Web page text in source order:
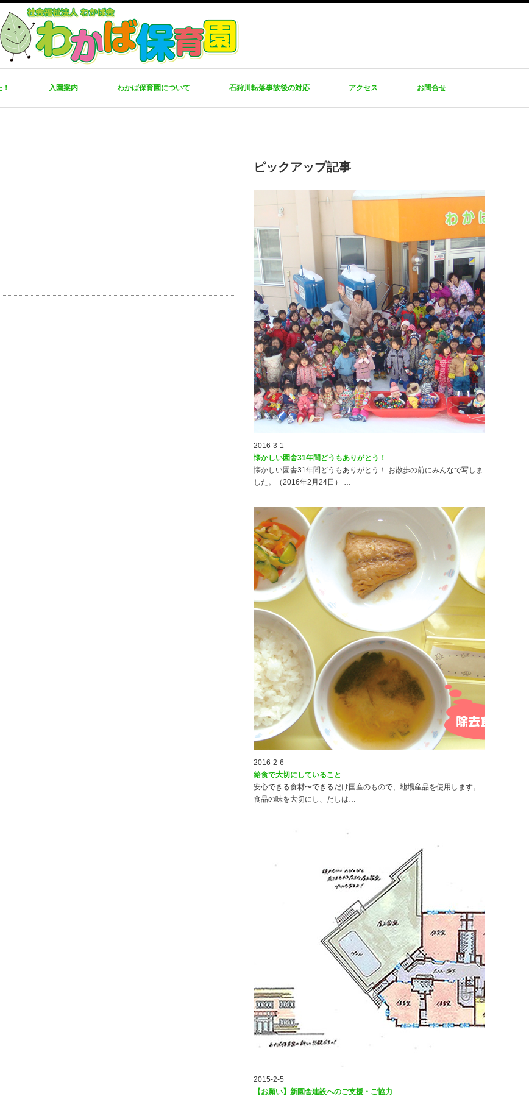
入園案内 わかば保育園について 石狩川転落事故後の対応 アクセス お問合せ
ピックアップ記事
2016-3-1
懐かしい園舎31年間どうもありがとう！
懐かしい園舎31年間どうもありがとう！ お散歩の前にみんなで写しま
した。（2016年2月24日） …
2016-2-6
給食で大切にしていること
安心できる食材〜できるだけ国産のもので、地場産品を使用します。
食品の味を大切にし、だしは…
2015-2-5
【お願い】新園舎建設へのご支援・ご協力